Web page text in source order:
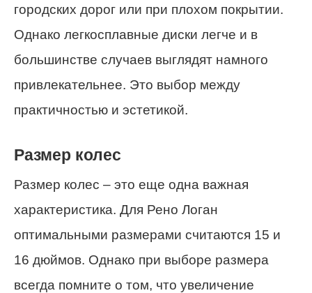
городских дорог или при плохом покрытии.
Однако легкосплавные диски легче и в
большинстве случаев выглядят намного
привлекательнее. Это выбор между
практичностью и эстетикой.
Размер колес
Размер колес – это еще одна важная
характеристика. Для Рено Логан
оптимальными размерами считаются 15 и
16 дюймов. Однако при выборе размера
всегда помните о том, что увеличение